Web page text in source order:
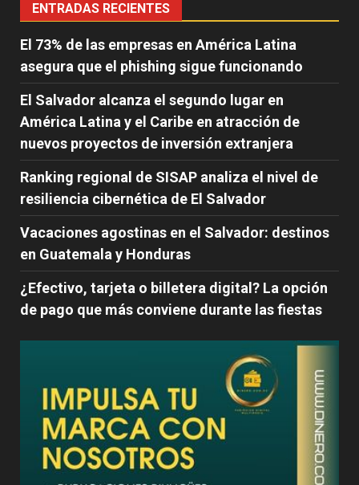
ENTRADAS RECIENTES
El 73% de las empresas en América Latina
asegura que el phishing sigue funcionando
El Salvador alcanza el segundo lugar en
América Latina y el Caribe en atracción de
nuevos proyectos de inversión extranjera
Ranking regional de SISAP analiza el nivel de
resiliencia cibernética de El Salvador
Vacaciones agostinas en el Salvador: destinos
en Guatemala y Honduras
¿Efectivo, tarjeta o billetera digital? La opción
de pago que más conviene durante las fiestas